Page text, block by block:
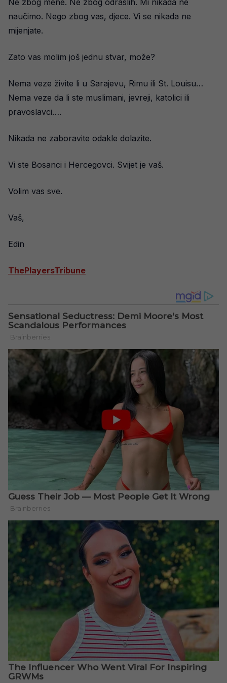
Ne zbog mene. Ne zbog odraslih. Mi nikada ne
naučimo. Nego zbog vas, djece. Vi se nikada ne
mijenjate.
Zato vas molim još jednu stvar, može?
Nema veze živite li u Sarajevu, Rimu ili St. Louisu…
Nema veze da li ste muslimani, jevreji, katolici ili
pravoslavci….
Nikada ne zaboravite odakle dolazite.
Vi ste Bosanci i Hercegovci. Svijet je vaš.
Volim vas sve.
Vaš,
Edin
ThePlayersTribune